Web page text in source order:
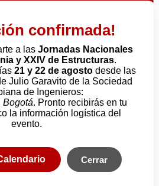
confirmada!
a las Jornadas Nacionales
y XXIV de Estructuras.
21 y 22 de agostodesde las
Julio Garavito de la Sociedad
de Ingenieros:
Bogotá. Pronto recibirás en tu
la información logística del
evento.
Cerrar